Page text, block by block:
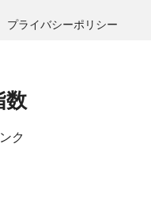
プライバシーポリシー
数
ク